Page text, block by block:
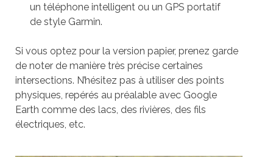
un téléphone intelligent ou un GPS portatif
de style Garmin.
Si vous optez pour la version papier, prenez garde
de noter de manière très précise certaines
intersections. N’hésitez pas à utiliser des points
physiques, repérés au préalable avec Google
Earth comme des lacs, des rivières, des fils
électriques, etc.